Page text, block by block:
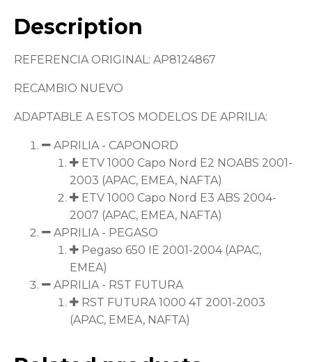
Description
REFERENCIA ORIGINAL: AP8124867
RECAMBIO NUEVO
ADAPTABLE A ESTOS MODELOS DE APRILIA:
APRILIA - CAPONORD
ETV 1000 Capo Nord E2 NOABS 2001-
2003 (APAC, EMEA, NAFTA)
ETV 1000 Capo Nord E3 ABS 2004-
2007 (APAC, EMEA, NAFTA)
APRILIA - PEGASO
Pegaso 650 IE 2001-2004 (APAC,
EMEA)
APRILIA - RST FUTURA
RST FUTURA 1000 4T 2001-2003
(APAC, EMEA, NAFTA)